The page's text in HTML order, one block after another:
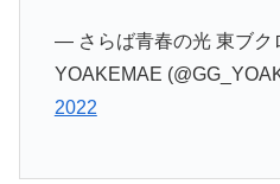
— さらば青春の光 東ブク
YOAKEMAE
2022